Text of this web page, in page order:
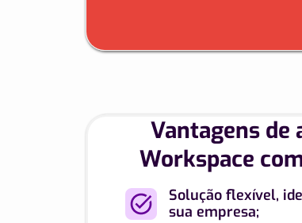
Vantagens de
Workspace
Solução flexível,
sua empresa;